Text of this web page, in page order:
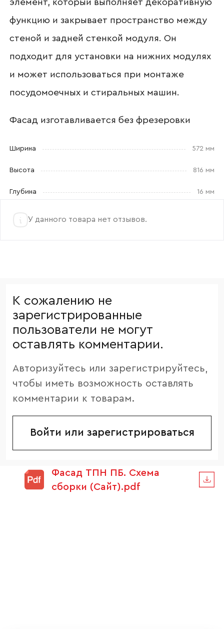
элемент, который выполняет декоративную
функцию и закрывает пространство между
стеной и задней стенкой модуля. Он
подходит для установки на нижних модулях
и может использоваться при монтаже
посудомоечных и стиральных машин.
Фасад изготавливается без фрезеровки
Ширина 572 мм
Высота 816 мм
Глубина 16 мм
У данного товара нет отзывов.
К сожалению не
зарегистрированные
пользователи не могут
оставлять комментарии.
Авторизуйтесь или зарегистрируйтесь,
чтобы иметь возможность оставлять
комментарии к товарам.
Войти или зарегистрироваться
Фасад ТПН ПБ. Схема
сборки (Сайт).pdf
Отправить
Согласен сполитикой конфиденциальности